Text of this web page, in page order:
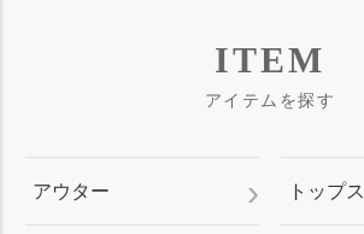
ITEM
アイテムを探す
アウター トップス